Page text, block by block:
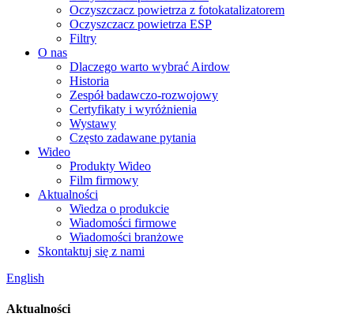
Oczyszczacz powietrza z fotokatalizatorem
Oczyszczacz powietrza ESP
Filtry
O nas
Dlaczego warto wybrać Airdow
Historia
Zespół badawczo-rozwojowy
Certyfikaty i wyróżnienia
Wystawy
Często zadawane pytania
Wideo
Produkty Wideo
Film firmowy
Aktualności
Wiedza o produkcie
Wiadomości firmowe
Wiadomości branżowe
Skontaktuj się z nami
English
Aktualności